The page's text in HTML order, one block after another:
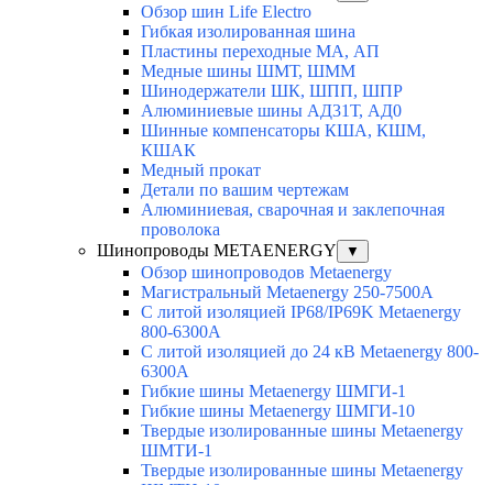
Обзор шин Life Electro
Гибкая изолированная шина
Пластины переходные МА, АП
Медные шины ШМТ, ШММ
Шинодержатели ШК, ШПП, ШПР
Алюминиевые шины АД31Т, АД0
Шинные компенсаторы КША, КШМ,
КШАК
Медный прокат
Детали по вашим чертежам
Алюминиевая, cварочная и заклепочная
проволока
Шинопроводы METAENERGY
▼
Обзор шинопроводов Metaenergy
Магистральный Metaenergy 250-7500A
С литой изоляцией IP68/IP69K Metaenergy
800-6300A
С литой изоляцией до 24 кВ Metaenergy 800-
6300A
Гибкие шины Metaenergy ШМГИ-1
Гибкие шины Metaenergy ШМГИ-10
Твердые изолированные шины Metaenergy
ШМТИ-1
Твердые изолированные шины Metaenergy